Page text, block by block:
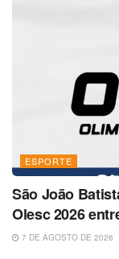
ESPORTE
São João
Olesc 2026
7 DE AGOSTO DE 2026